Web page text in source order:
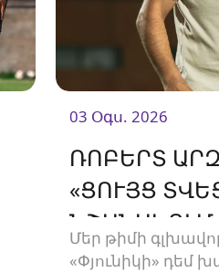
03 Օգս. 2026
ՌՈԲԵՐՏ
«ՑՈՒՅՑ
ՆՇԱՆԱԿՈՒՄ
Մեր թիմի
«Փյունիկի» դեմ